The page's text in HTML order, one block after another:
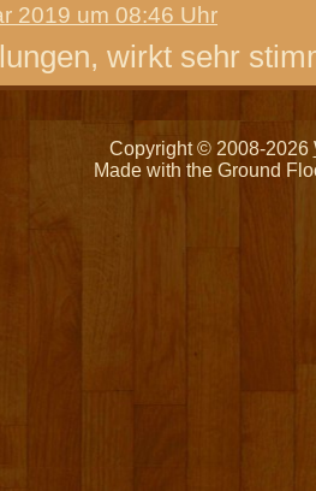
2019 um 08:46 Uhr
wirkt sehr
Copyright © 2008-2026
Made with the Ground